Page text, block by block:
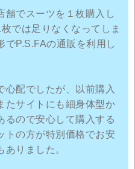
舗でスーツを１枚購入し
では足りなくなってしま
でP.S.FAの通販を利用し
心配でしたが、以前購入
たサイトにも細身体型か
るので安心して購入する
トの方が特別価格でお安
ありました。